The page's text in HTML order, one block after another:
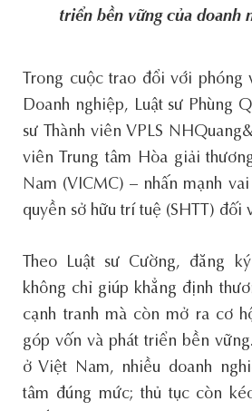
triển bền vững của doanh
Trong cuộc trao đổi với phóng
Doanh nghiệp, Luật sư Phùng
sư Thành viên VPLS
viên Trung tâm Hòa giải
Nam (VICMC) – nhấn mạnh
quyền sở hữu trí tuệ (SHTT) đối
Theo Luật sư Cường, đăng
không chỉ giúp khẳng định
cạnh tranh mà còn mở ra cơ
góp vốn và phát triển bền
ở Việt Nam, nhiều doanh
tâm đúng mức; thủ tục còn